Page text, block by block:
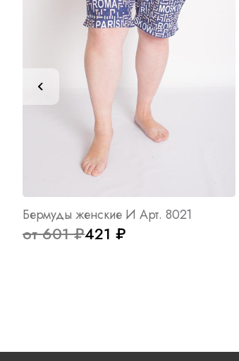
Бермуды женские И Арт. 8021
от 601 ₽421 ₽